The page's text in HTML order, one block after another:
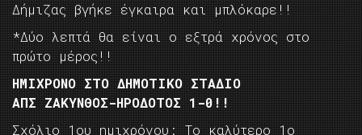
Δήμιζας βγήκε έγκαιρα και μπλόκαρε!!
*Δύο λεπτά θα είναι ο εξτρά χρόνος στο
πρώτο μέρος!!
ΗΜΙΧΡΟΝΟ ΣΤΟ ΔΗΜΟΤΙΚΟ ΣΤΑΔΙΟ
ΑΠΣ ΖΑΚΥΝΘΟΣ-ΗΡΟΔΟΤΟΣ 1-0!!
Σχόλιο 1ου ημιχρόνου: Το καλύτερο 1ο